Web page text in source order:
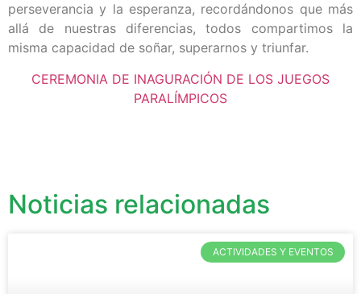
perseverancia y la esperanza, recordándonos que más
allá de nuestras diferencias, todos compartimos la
misma capacidad de soñar, superarnos y triunfar.
CEREMONIA DE INAGURACIÓN DE LOS JUEGOS
PARALÍMPICOS
Noticias relacionadas
ACTIVIDADES Y EVENTOS